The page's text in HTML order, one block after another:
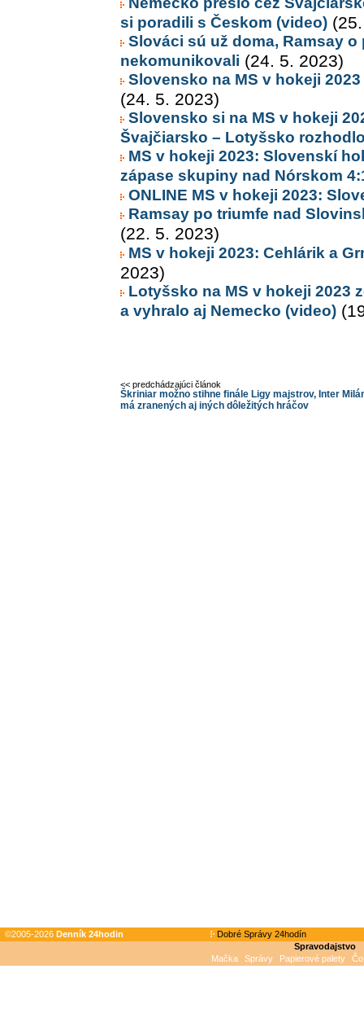
si poradili s Českom (video)
Slováci sú už doma, Ramsay
nekomunikovali (24. 5. 2023)
Slovensko na MS v hokeji
(24. 5. 2023)
Slovensko si na MS v hokeji
Švajčiarsko – Lotyšsko
MS v hokeji 2023: Slovenskí
zápase skupiny nad Nórskom
ONLINE MS v hokeji 2023:
Ramsay po triumfe nad
(22. 5. 2023)
MS v hokeji 2023: Cehlárik a
2023)
Lotyšsko na MS v hokeji 2023
a vyhralo aj Nemecko (video)
<< predchádzajúci článok
Škriniar možno stihne finále Ligy majstrov, Inter
má zranených aj iných dôležitých hráčov
©2005-2026 Denník 24hodin
Dobré Správy 24hodín
Spravodajstvo
Mačka
Správy Papierové palety